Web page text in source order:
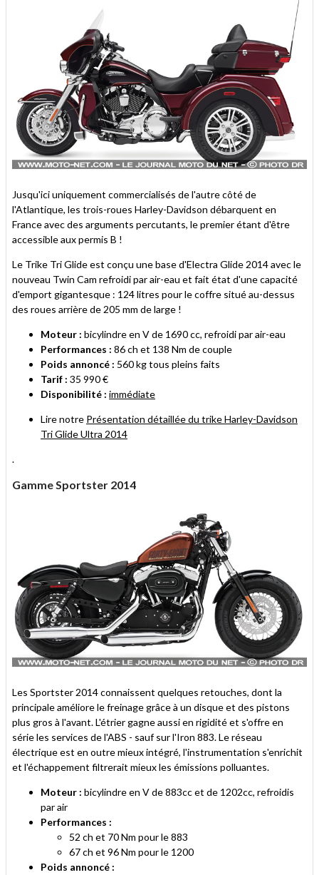
Jusqu'ici uniquement commercialisés de l'autre côté de
l'Atlantique, les trois-roues Harley-Davidson débarquent en
France avec des arguments percutants, le premier étant d'être
accessible aux permis B !
Le Trike Tri Glide est conçu une base d'Electra Glide 2014 avec le
nouveau Twin Cam refroidi par air-eau et fait état d'une capacité
d'emport gigantesque : 124 litres pour le coffre situé au-dessus
des roues arrière de 205 mm de large !
Moteur : bicylindre en V de 1690 cc, refroidi par air-eau
Performances : 86 ch et 138 Nm de couple
Poids annoncé : 560 kg tous pleins faits
Tarif : 35 990 €
Disponibilité : immédiate
Lire notre Présentation détaillée du trike Harley-Davidson
Tri Glide Ultra 2014
.
Gamme Sportster 2014
Les Sportster 2014 connaissent quelques retouches, dont la
principale améliore le freinage grâce à un disque et des pistons
plus gros à l'avant. L'étrier gagne aussi en rigidité et s'offre en
série les services de l'ABS - sauf sur l'Iron 883. Le réseau
électrique est en outre mieux intégré, l'instrumentation s'enrichit
et l'échappement filtrerait mieux les émissions polluantes.
Moteur : bicylindre en V de 883cc et de 1202cc, refroidis
par air
Performances :
52 ch et 70 Nm pour le 883
67 ch et 96 Nm pour le 1200
Poids annoncé :